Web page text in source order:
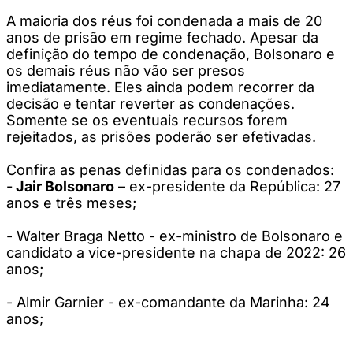
A maioria dos réus foi condenada a mais de 20
anos de prisão em regime fechado. Apesar da
definição do tempo de condenação, Bolsonaro e
os demais réus não vão ser presos
imediatamente. Eles ainda podem recorrer da
decisão e tentar reverter as condenações.
Somente se os eventuais recursos forem
rejeitados, as prisões poderão ser efetivadas.
Confira as penas definidas para os condenados:
- Jair Bolsonaro – ex-presidente da República: 27
anos e três meses;
- Walter Braga Netto - ex-ministro de Bolsonaro e
candidato a vice-presidente na chapa de 2022: 26
anos;
- Almir Garnier - ex-comandante da Marinha: 24
anos;